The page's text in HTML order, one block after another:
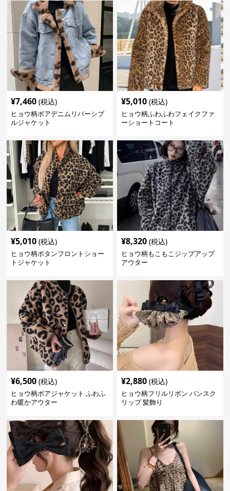
¥7,460 (税込)
ヒョウ柄ボアデニムリバーシブ
ルジャケット
¥5,010 (税込)
ヒョウ柄ふわふわフェイクファ
ーショートコート
¥5,010 (税込)
ヒョウ柄ボタンフロントショー
トジャケット
¥8,320 (税込)
ヒョウ柄もこもこジップアップ
アウター
¥6,500 (税込)
ヒョウ柄ボアジャケット ふわふ
わ暖かアウター
¥2,880 (税込)
ヒョウ柄フリルリボン バンスク
リップ 髪飾り